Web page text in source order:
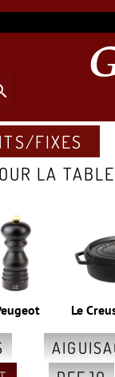
Le
FIXES
LA TABLE